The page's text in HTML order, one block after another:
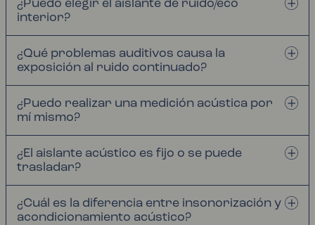
¿Puedo elegir el aislante de ruido/eco
interior?
¿Qué problemas auditivos causa la
exposición al ruido continuado?
¿Puedo realizar una medición acústica por
mí mismo?
¿El aislante acústico es fijo o se puede
trasladar?
¿Cuál es la diferencia entre insonorización y
acondicionamiento acústico?